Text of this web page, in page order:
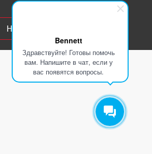
Bennett
Здравствуйте! Готовы помочь
вам. Напишите в чат, если у
вас появятся вопросы.
НАПИСАТЬ НАМ